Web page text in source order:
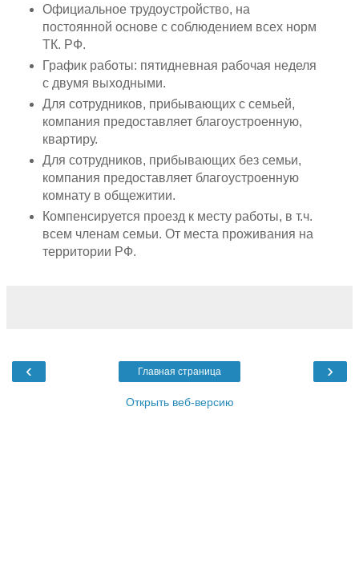
Официальное трудоустройство, на
постоянной основе с соблюдением всех норм
ТК. РФ.
График работы: пятидневная рабочая неделя
с двумя выходными.
Для сотрудников, прибывающих с семьей,
компания предоставляет благоустроенную,
квартиру.
Для сотрудников, прибывающих без семьи,
компания предоставляет благоустроенную
комнату в общежитии.
Компенсируется проезд к месту работы, в т.ч.
всем членам семьи. От места проживания на
территории РФ.
‹ ›
Главная страница
Открыть веб-версию